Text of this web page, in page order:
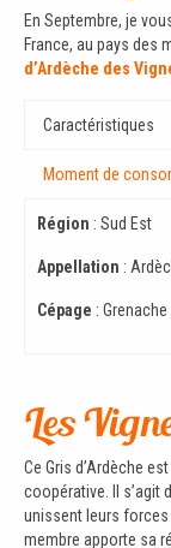
En Septembre, je
France, au pays des
d’Ardèche des
Caractéristiques
Moment de
Région : Sud Est
Appellation :
Cépage :
Les
Ce Gris d’Ardèche
coopérative. Il s’agit
unissent leurs forces
membre apporte sa